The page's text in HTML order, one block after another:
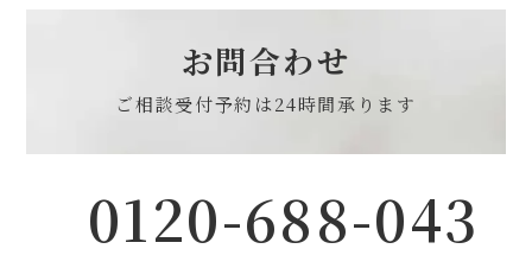
お問合わせ
ご相談受付予約は24時間承ります
0120-688-043